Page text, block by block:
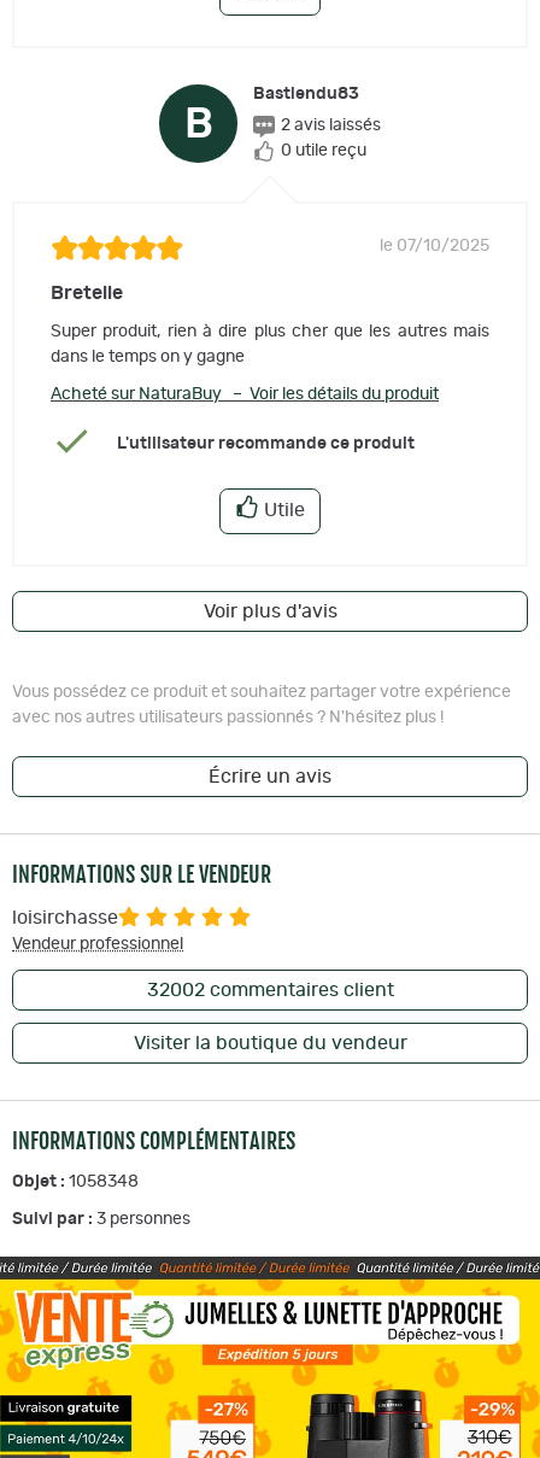
B
Bastiendu83
2 avis laissés
0 utile reçu
le 07/10/2025
Bretelle
Super produit, rien à dire plus cher que les autres mais
dans le temps on y gagne
Acheté sur NaturaBuy – Voir les détails du produit
L'utilisateur recommande ce produit
Utile
Voir plus d'avis
Vous possédez ce produit et souhaitez partager votre expérience
avec nos autres utilisateurs passionnés ? N'hésitez plus !
Écrire un avis
INFORMATIONS SUR LE VENDEUR
loisirchasse
Vendeur professionnel
32002commentaires client
Visiter la boutique du vendeur
INFORMATIONS COMPLÉMENTAIRES
Objet : 1058348
Suivi par : 3 personnes